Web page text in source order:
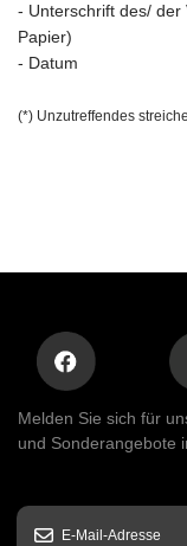
- Unterschrift des/
Papier)
- Datum
(*) Unzutreffendes
Melden Sie sich für
und Sonderangebote